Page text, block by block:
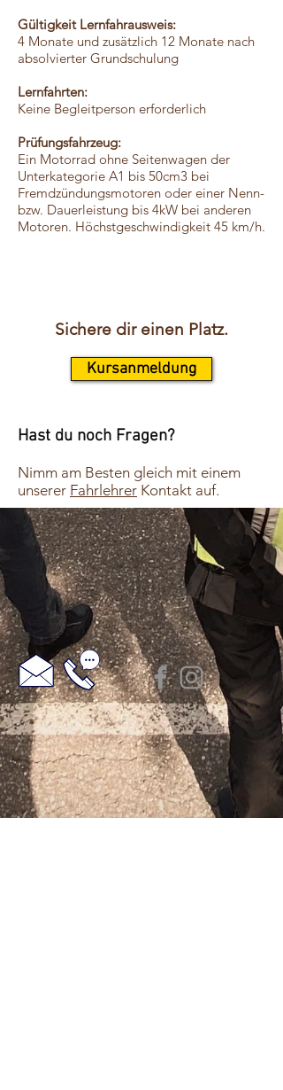
Gültigkeit Lernfahrausweis:
4 Monate und zusätzlich 12 Monate nach
absolvierter Grundschulung
Lernfahrten:
Keine Begleitperson erforderlich
Prüfungsfahrzeug:
Ein Motorrad ohne Seitenwagen der
Unterkategorie A1 bis 50cm3 bei
Fremdzündungsmotoren oder einer Nenn-
bzw. Dauerleistung bis 4kW bei anderen
Motoren. Höchstgeschwindigkeit 45 km/h.
Sichere dir einen Platz.
Kursanmeldung
Hast du noch Fragen?
Nimm am Besten gleich mit einem
unserer Fahrlehrer Kontakt auf.